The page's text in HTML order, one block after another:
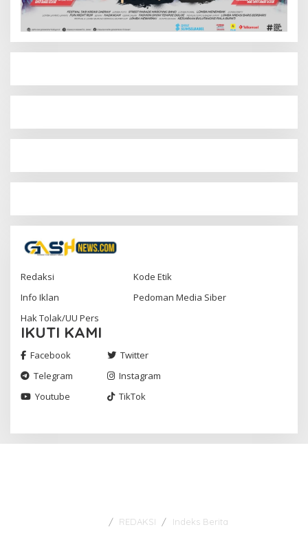
Redaksi
Kode Etik
Info Iklan
Pedoman Media Siber
Hak Tolak/UU Pers
IKUTI KAMI
Facebook
Twitter
Telegram
Instagram
Youtube
TikTok
REDAKSI Indeks Berita